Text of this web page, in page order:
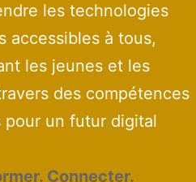
les technologies
accessibles à tous,
les jeunes et les
des compétences
pour un futur digital
Connecter.